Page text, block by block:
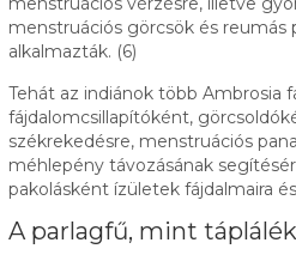
menstruációs görcsök és reumás
alkalmazták. (6)
Tehát az indiánok több Ambrosia
fájdalomcsillapítóként,
székrekedésre, menstruációs
méhlepény távozásának
pakolásként ízületek fájdalmaira
A parlagfű, mint